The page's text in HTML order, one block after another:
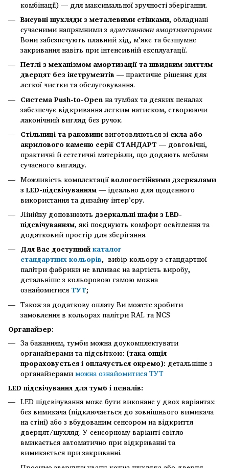
комбінації) — для максимальної зручності зберігання.
Висувні шухляди з металевими стінками, обладнані
сучасними напрямними з адаптивними амортизаторами.
Вони забезпечують плавний хід, м’яке та безшумне
закривання навіть при інтенсивній експлуатації.
Петлі з механізмом амортизації та швидким зняттям
дверцят без інструментів — практичне рішення для
легкої чистки та обслуговування.
Система Push-to-Openна тумбах та деяких пеналах
забезпечує відкривання легким натиском, створюючи
лаконічний вигляд без ручок.
Стільниці та раковинивиготовляються зі скла або
акрилового каменю серії СТАНДАРТ — довговічні,
практичні й естетичні матеріали, що додають меблям
сучасного вигляду.
Можливість комплектаціївологостійкими дзеркалами
з LED-підсвічуванням— ідеально для щоденного
використання та дизайну інтер’єру.
Лінійку доповнюють дзеркальні шафи з LED-
підсвічуванням, які поєднують комфорт освітлення та
додатковий простір для зберігання.
Для Вас доступнийкаталог
стандартних кольорів, вибір кольору з стандартної
палітри фабрики не впливає на вартість виробу,
детальніше з кольоровою гамою можна
ознайомитися ТУТ;
Також за додаткову оплату Ви можете зробити
замовлення в кольорах палітри RAL та NCS
Органайзер:
За бажанням, тумби можна доукомплектувати
органайзерами та підсвіткою: (така опція
прораховується і оплачується окремо): детальніше з
органайзерамиможна ознайомитися ТУТ
LED підсвічування для тумб і пеналів:
LED підсвічуванняможе бути виконане у двох варіантах:
без вимикача (підключається до зовнішнього вимикача
на стіні) або з вбудованим сенсором на відкриття
дверцят/шухляд. У сенсорному варіанті світло
вмикається автоматично при відкриванні та
вимикається при закриванні.